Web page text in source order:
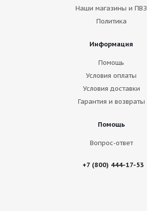
Наши магазины и ПВЗ
Политика
Информация
Помощь
Условия оплаты
Условия доставки
Гарантия и возвраты
Помощь
Вопрос-ответ
+7 (800) 444-17-53